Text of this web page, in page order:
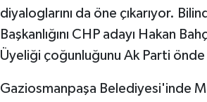
diyaloglarını da öne çıkarıyor.
Başkanlığını CHP adayı Hakan
Üyeliği çoğunluğunu Ak Parti
Gaziosmanpaşa Belediyesi'inde